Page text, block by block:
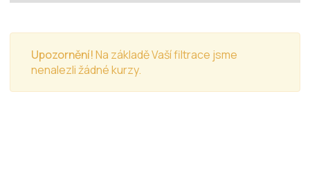
Upozornění!Na základě Vaší filtrace jsme
nenalezli žádné kurzy.